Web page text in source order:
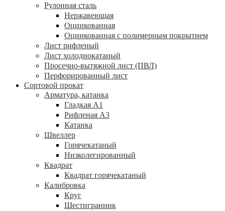
Рулонная сталь
Нержавеющая
Оцинкованная
Оцинкованная с полимерным покрытием
Лист рифленый
Лист холоднокатаный
Просечно-вытяжной лист (ПВЛ)
Перфорированный лист
Сортовой прокат
Арматура, катанка
Гладкая А1
Рифленая А3
Катанка
Швеллер
Горячекатаный
Низколегированный
Квадрат
Квадрат горячекатаный
Калибровка
Круг
Шестигранник